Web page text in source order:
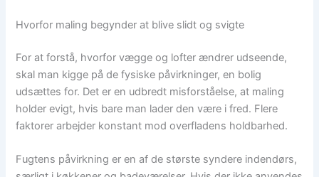
Hvorfor maling begynder at blive slidt og svigte
For at forstå, hvorfor vægge og lofter ændrer udseende,
skal man kigge på de fysiske påvirkninger, en bolig
udsættes for. Det er en udbredt misforståelse, at maling
holder evigt, hvis bare man lader den være i fred. Flere
faktorer arbejder konstant mod overfladens holdbarhed.
Fugtens påvirkning er en af de største syndere indendørs,